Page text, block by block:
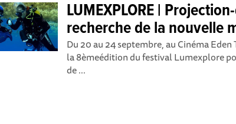
LUMEXPLORE |
recherche de la nouvelle
Du 20 au 24 septembre, au Cinéma
la 8èmeédition du festival Lumexplore
de ...